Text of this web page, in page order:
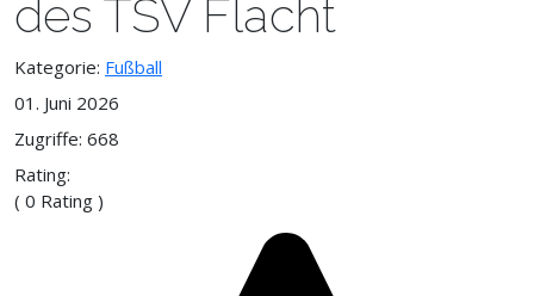
des TSV Flacht
Kategorie: Fußball
01. Juni 2026
Zugriffe: 668
Rating:
( 0 Rating )